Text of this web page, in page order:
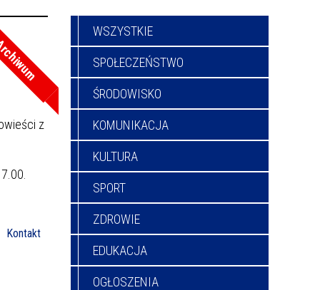
z
Kontakt
WSZYSTKIE
SPOŁECZEŃSTWO
ŚRODOWISKO
KOMUNIKACJA
KULTURA
SPORT
ZDROWIE
EDUKACJA
OGŁOSZENIA